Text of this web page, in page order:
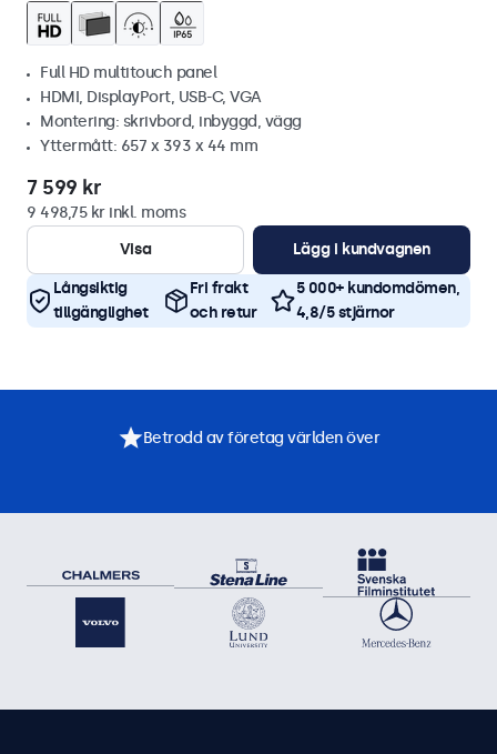
Full HD multitouch panel
HDMI, DisplayPort, USB-C, VGA
Montering: skrivbord, inbyggd, vägg
Yttermått: 657 x 393 x 44 mm
7 599 kr
9 498,75 kr inkl. moms
Visa
Lägg i kundvagnen
Långsiktig
tillgänglighet
Fri frakt
och retur
5 000+ kundomdömen,
4,8/5 stjärnor
Betrodd av företag världen över